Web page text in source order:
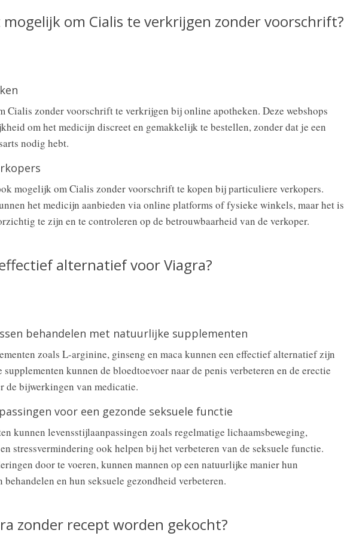
mogelijk om Cialis te verkrijgen zonder voorschrift?
Cialis zonder voorschrift te verkrijgen bij online apotheken. Deze webshops
om het medicijn discreet en gemakkelijk te bestellen, zonder dat je een
nodig hebt.
mogelijk om Cialis zonder voorschrift te kopen bij particuliere verkopers.
het medicijn aanbieden via online platforms of fysieke winkels, maar het is
te zijn en te controleren op de betrouwbaarheid van de verkoper.
alternatief voor Viagra?
behandelen met natuurlijke supplementen
zoals L-arginine, ginseng en maca kunnen een effectief alternatief zijn
kunnen de bloedtoevoer naar de penis verbeteren en de erectie
de bijwerkingen van medicatie.
voor een gezonde seksuele functie
kunnen levensstijlaanpassingen zoals regelmatige lichaamsbeweging,
stressvermindering ook helpen bij het verbeteren van de seksuele functie.
door te voeren, kunnen mannen op een natuurlijke manier hun
behandelen en hun seksuele gezondheid verbeteren.
zonder recept worden gekocht?